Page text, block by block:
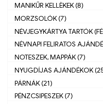
MANIKŰR KELLÈKEK (8)
MORZSOLÓK (7)
NÉVJEGYKÁRTYA TARTÓK
NÉVNAPI FELIRATOS
NOTESZEK, MAPPÁK (7)
NYUGDÍJAS AJÁNDÉKOK
PÁRNÁK (21)
PÉNZCSIPESZEK (7)